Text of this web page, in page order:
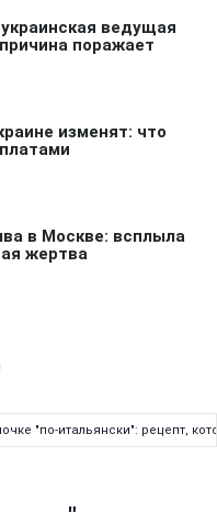
"по-итальянски": рецепт,